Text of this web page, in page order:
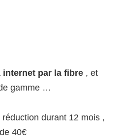
internet par la fibre , et
gamme …
réduction durant 12 mois ,
40€